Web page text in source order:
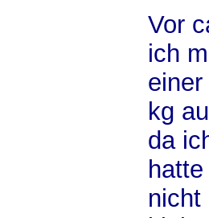
Vor
ich
kg
da
nicht